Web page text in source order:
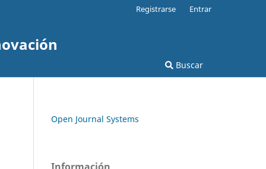
Buscar
Registrarse Entrar
Open Journal Systems